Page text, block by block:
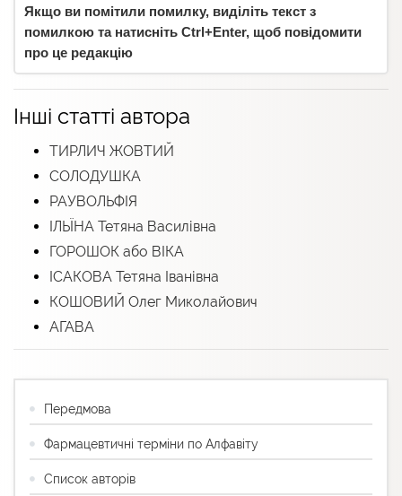
Якщо ви помітили помилку, виділіть текст з
помилкою та натисніть Ctrl+Enter, щоб повідомити
про це редакцію
Інші статті автора
ТИРЛИЧ ЖОВТИЙ
СОЛОДУШКА
РАУВОЛЬФІЯ
ІЛЬЇНА Тетяна Василівна
ГОРОШОК або ВІКА
ІСАКОВА Тетяна Іванівна
КОШОВИЙ Олег Миколайович
АГАВА
Передмова
Фармацевтичні терміни по Алфавіту
Список авторів